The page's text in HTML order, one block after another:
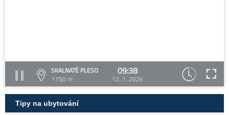
SKALNATÉ PLESO
1750 m
09:38
12. 1. 2026
Tipy na ubytování